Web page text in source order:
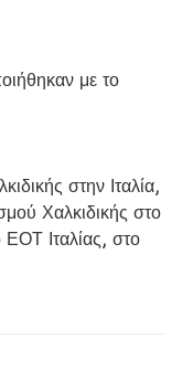
με το
στην Ιταλία,
Χαλκιδικής στο
Ιταλίας, στο